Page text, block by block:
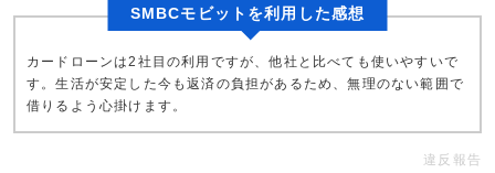
SMBCモビットを利用した感想
カードローンは2社目の利用ですが、他社と比べても使いやすいで
す。生活が安定した今も返済の負担があるため、無理のない範囲で
借りるよう心掛けます。
違反報告